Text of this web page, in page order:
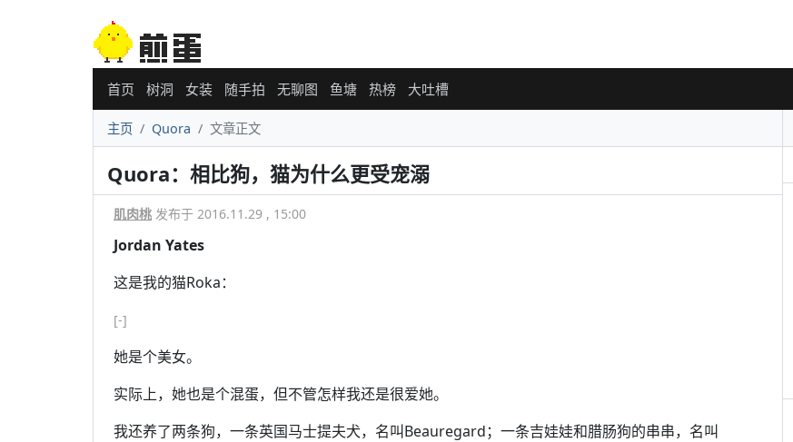
首页 树洞 女装 随手拍 无聊图 鱼塘 热榜 大吐槽
主页 Quora 文章正文
Quora：相比狗，猫为什么更受宠溺
肌肉桃 发布于 2016.11.29 , 15:00
Jordan Yates
这是我的猫Roka：
[-]
她是个美女。
实际上，她也是个混蛋，但不管怎样我还是很爱她。
我还养了两条狗，一条英国马士提夫犬，名叫Beauregard；一条吉娃娃和腊肠狗的串串，名叫